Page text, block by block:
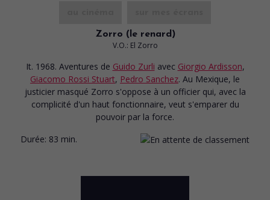
Zorro (le renard)
V.O.: El Zorro
It. 1968. Aventures de Guido Zurli avec Giorgio Ardisson,
Giacomo Rossi Stuart, Pedro Sanchez. Au Mexique, le
justicier masqué Zorro s'oppose à un officier qui, avec la
complicité d'un haut fonctionnaire, veut s'emparer du
pouvoir par la force.
Durée: 83 min.